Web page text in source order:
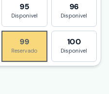
95
Disponivel
96
Disponivel
99
Reservado
100
Disponivel